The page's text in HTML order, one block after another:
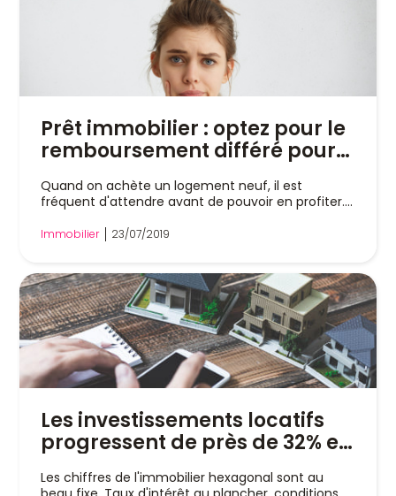
Prêt immobilier : optez pour le
remboursement différé pour
Quand on achète un logement neuf, il est
fréquent d'attendre avant de pouvoir en profiter....
Immobilier 23/07/2019
Les investissements locatifs
progressent de près de 32% en
un an
Les chiffres de l'immobilier hexagonal sont au